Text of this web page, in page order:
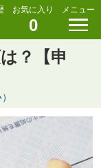
お気に入り
0
メニュー
？【申